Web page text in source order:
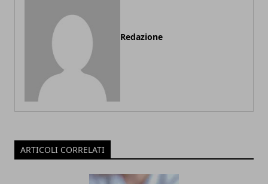
Redazione
ARTICOLI CORRELATI